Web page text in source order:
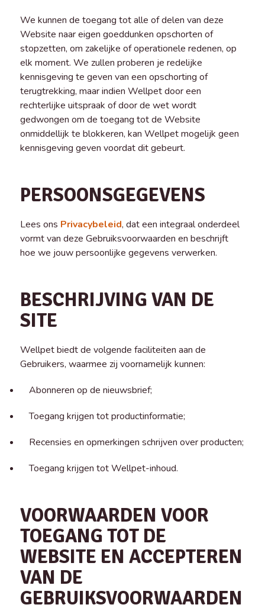
We kunnen de toegang tot alle of delen van deze
Website naar eigen goeddunken opschorten of
stopzetten, om zakelijke of operationele redenen, op
elk moment. We zullen proberen je redelijke
kennisgeving te geven van een opschorting of
terugtrekking, maar indien Wellpet door een
rechterlijke uitspraak of door de wet wordt
gedwongen om de toegang tot de Website
onmiddellijk te blokkeren, kan Wellpet mogelijk geen
kennisgeving geven voordat dit gebeurt.
PERSOONSGEGEVENS
Lees ons Privacybeleid, dat een integraal onderdeel
vormt van deze Gebruiksvoorwaarden en beschrijft
hoe we jouw persoonlijke gegevens verwerken.
BESCHRIJVING VAN DE
SITE
Wellpet biedt de volgende faciliteiten aan de
Gebruikers, waarmee zij voornamelijk kunnen:
Abonneren op de nieuwsbrief;
Toegang krijgen tot productinformatie;
Recensies en opmerkingen schrijven over producten;
Toegang krijgen tot Wellpet-inhoud.
VOORWAARDEN VOOR
TOEGANG TOT DE
WEBSITE EN ACCEPTEREN
VAN DE
GEBRUIKSVOORWAARDEN